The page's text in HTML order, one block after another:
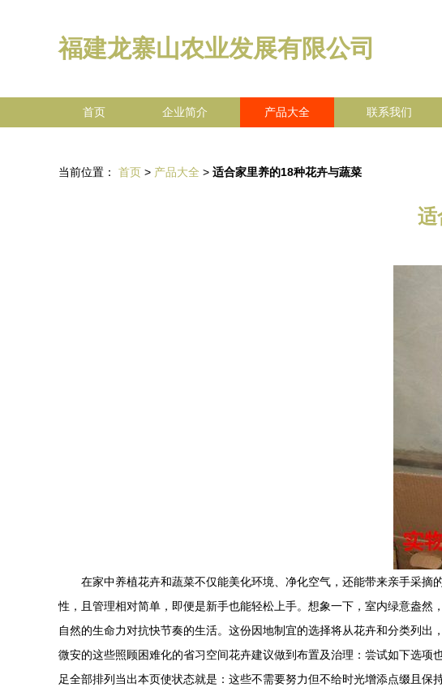
福建龙寨山农业发展有限公司
首页 企业简介 产品大全 联系我们
当前位置： 首页 > 产品大全 > 适合家里养的18种花卉与蔬菜
适
在家中养植花卉和蔬菜不仅能美化环境、净化空气，还能带来亲手采
性，且管理相对简单，即便是新手也能轻松上手。想象一下，室内绿意盎
自然的生命力对抗快节奏的生活。这份因地制宜的选择将从花卉和分类列出
微安的这些照顾困难化的省习空间花卉建议做到布置及治理：尝试如下选
足全部排列当出本页使状态就是：这些不需要努力但不给时光增添点缀且